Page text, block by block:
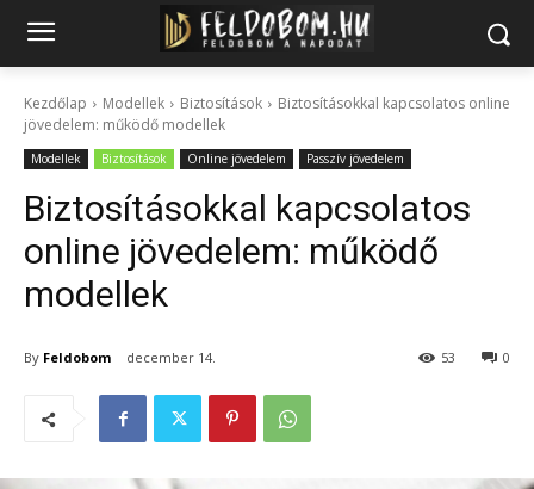
Kezdőlap Modellek Biztosítások
Biztosításokkal kapcsolatos online
jövedelem: működő modellek
Modellek Biztosítások Online jövedelem Passzív jövedelem
Biztosításokkal kapcsolatos
online jövedelem: működő
modellek
By Feldobom december 14. 0
53